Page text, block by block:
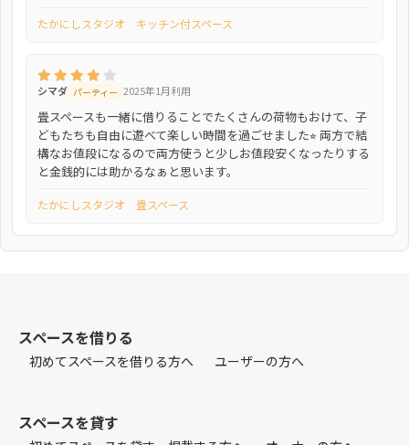
たかにしスタジオ キッチン付スペース
シマダ パーティー 2025年1月利用
畳スペースも一緒に借りることでたくさんの荷物もおけて、子
どもたちも自由に遊べて楽しい時間を過ごせました⭐︎ 両方で結
構なお値段になるので両方使うと少しお値段安くなったりする
と金銭的には助かるなぁと思います。
たかにしスタジオ 畳スペース
スペースを借りる
初めてスペースを借りる方へ ユーザーの方へ
スペースを貸す